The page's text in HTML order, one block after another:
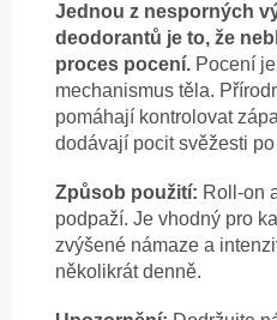
Jednou z nesporných
deodorantů je to, že
proces pocení. Pocení
mechanismus těla.
pomáhají kontrolovat
dodávají pocit svěžesti
Způsob použití: Roll-on
podpaží. Je vhodný pro
zvýšené námaze a
několikrát denně.